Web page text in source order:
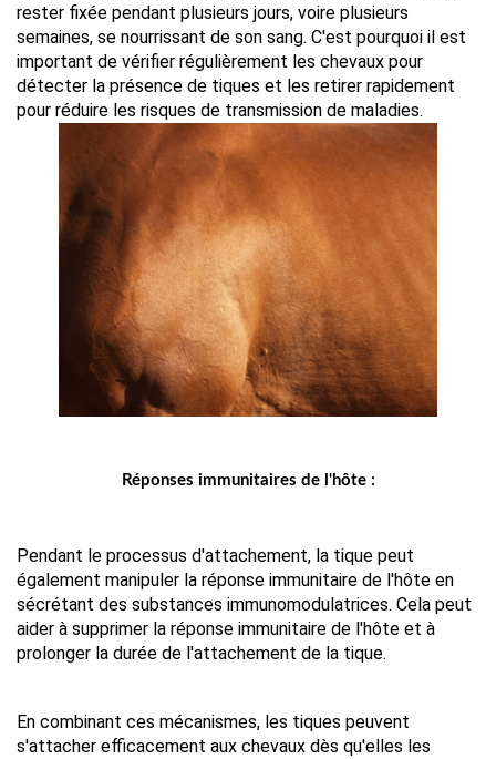
rester fixée pendant plusieurs jours, voire plusieurs
semaines, se nourrissant de son sang. C'est pourquoi il est
important de vérifier régulièrement les chevaux pour
détecter la présence de tiques et les retirer rapidement
pour réduire les risques de transmission de maladies.
Réponses immunitaires de l'hôte :
Pendant le processus d'attachement, la tique peut
également manipuler la réponse immunitaire de l'hôte en
sécrétant des substances immunomodulatrices. Cela peut
aider à supprimer la réponse immunitaire de l'hôte et à
prolonger la durée de l'attachement de la tique.
En combinant ces mécanismes, les tiques peuvent
s'attacher efficacement aux chevaux dès qu'elles les